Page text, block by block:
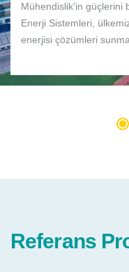
Mühendislik'in güçlerini
Enerji Sistemleri,
enerjisi çözümleri
Referans